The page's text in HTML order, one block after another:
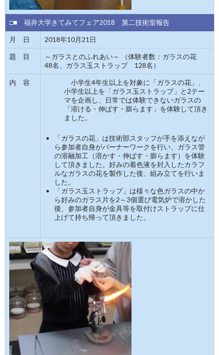
□■ 福井大学きてみてフェア2018 第二技術室報告
月 日 2018年10月21日
題 目
～ガラスとのふれあい～ （体験者数：ガラスの花
48名、ガラス玉ストラップ 128名）
内 容
小学生4年生以上を対象に「ガラスの花」、
小学生以上を「ガラス玉ストラップ」と2テー
マを企画し、日常では体験できないガラスの
「溶ける・伸ばす・膨らます」を体験して頂き
ました。
「ガラスの花」は技術部スタッフが手を添えなが
ら参加者自身がバーナーワークを行い、ガラス管
の溶融加工（溶かす・伸ばす・膨らます）を体験
して頂きました。好みの着色液を封入したカラフ
ルなガラスの花を製作した後、組み立てを行いま
した。
「ガラス玉ストラップ」は様々な色ガラスの中か
ら好みのガラス片を2～3個選び電気炉で溶かした
後、参加者自身が金具等を取付けストラップに仕
上げて持ち帰って頂きました。